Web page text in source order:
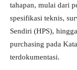
tahapan, mulai dari
spesifikasi teknis,
Sendiri (HPS),
purchasing pada
terdokumentasi.